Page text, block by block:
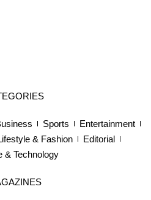
Sports
Entertainment
& Fashion
Editorial
& Technology